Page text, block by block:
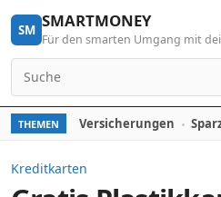
Skip to content
SM SMARTMONEY
Für den smarten Umgang mit
Search for:
THEMEN Versicherungen
Kreditkarten